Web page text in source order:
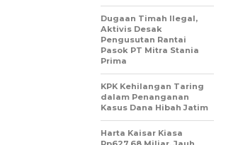
Dugaan Timah Ilegal,
Aktivis Desak
Pengusutan Rantai
Pasok PT Mitra Stania
Prima
KPK Kehilangan Taring
dalam Penanganan
Kasus Dana Hibah Jatim
Harta Kaisar Kiasa